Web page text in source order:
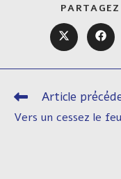
Ouvrir
dans
autre
dans
Read
articles
Article
Vers un cessez le